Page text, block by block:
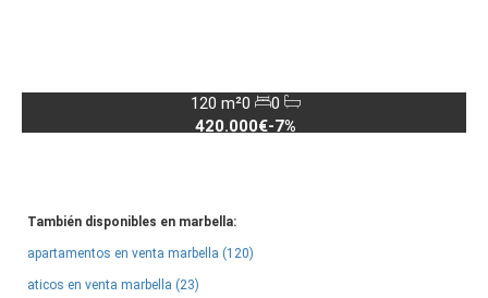
120 m²0
0
420.000€-7%
También disponibles en marbella:
apartamentos en venta marbella (120)
aticos en venta marbella (23)